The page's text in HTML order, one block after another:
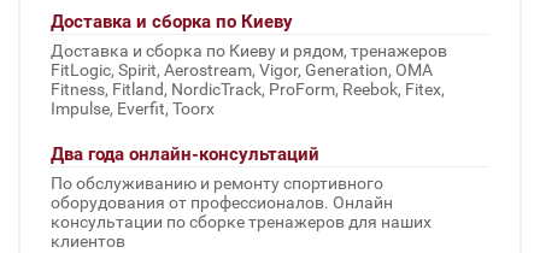
Доставка и сборка по Киеву
Доставка и сборка по Киеву и рядом, тренажеров
FitLogic, Spirit, Aerostream, Vigor, Generation, OMA
Fitness, Fitland, NordicTrack, ProForm, Reebok, Fitex,
Impulse, Everfit, Toorx
Два года онлайн-консультаций
По обслуживанию и ремонту спортивного
оборудования от профессионалов. Онлайн
консультации по сборке тренажеров для наших
клиентов